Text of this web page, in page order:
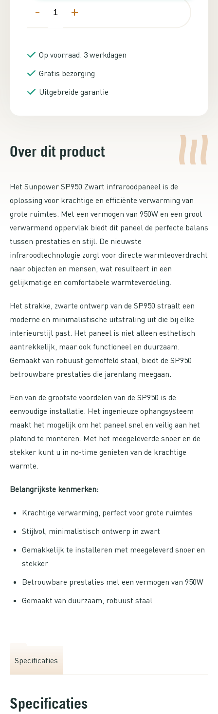
- +
Op voorraad. 3 werkdagen
Gratis bezorging
Uitgebreide garantie
Over dit product
Het Sunpower SP950 Zwart infraroodpaneel is de
oplossing voor krachtige en efficiënte verwarming van
grote ruimtes. Met een vermogen van 950W en een groot
verwarmend oppervlak biedt dit paneel de perfecte balans
tussen prestaties en stijl. De nieuwste
infraroodtechnologie zorgt voor directe warmteoverdracht
naar objecten en mensen, wat resulteert in een
gelijkmatige en comfortabele warmteverdeling.
Het strakke, zwarte ontwerp van de SP950 straalt een
moderne en minimalistische uitstraling uit die bij elke
interieurstijl past. Het paneel is niet alleen esthetisch
aantrekkelijk, maar ook functioneel en duurzaam.
Gemaakt van robuust gemoffeld staal, biedt de SP950
betrouwbare prestaties die jarenlang meegaan.
Een van de grootste voordelen van de SP950 is de
eenvoudige installatie. Het ingenieuze ophangsysteem
maakt het mogelijk om het paneel snel en veilig aan het
plafond te monteren. Met het meegeleverde snoer en de
stekker kunt u in no-time genieten van de krachtige
warmte.
Belangrijkste kenmerken:
Krachtige verwarming, perfect voor grote ruimtes
Stijlvol, minimalistisch ontwerp in zwart
Gemakkelijk te installeren met meegeleverd snoer en
stekker
Betrouwbare prestaties met een vermogen van 950W
Gemaakt van duurzaam, robuust staal
Specificaties
Specificaties